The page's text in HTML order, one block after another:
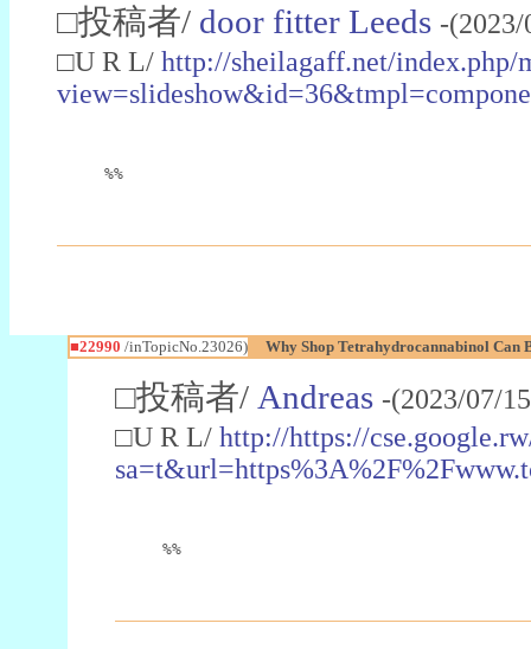
□投稿者/ door fitter Leeds -
□U R L/ http://sheilagaff.net/index.php/
%%
■22990 /inTopicNo.23026) Why Shop Tetrahydrocannabinol Can
□投稿者/ Andreas -(2023/07/
□U R L/ http://https://
%%